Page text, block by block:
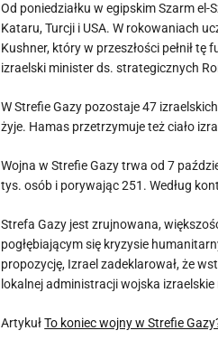
Od poniedziałku w egipskim Szarm
Kataru, Turcji i USA. W rokowaniach
Kushner, który w przeszłości pełnił
izraelski minister ds. strategicznych
W Strefie Gazy pozostaje 47
żyje. Hamas przetrzymuje też ciało
Wojna w Strefie Gazy trwa od 7
tys. osób i porywając 251. Według
Strefa Gazy jest zrujnowana,
pogłębiającym się kryzysie
propozycję, Izrael zadeklarował, że
lokalnej administracji wojska
ArtykułTo koniec wojny w Strefie